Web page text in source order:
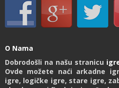
O Nama
Dobrodošli na našu stranicu
Ovde možete naći arkadne
igre, logičke igre, stare igre,